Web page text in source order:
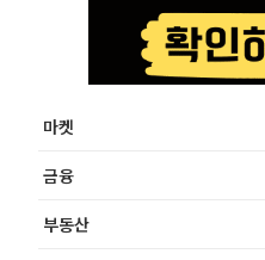
마켓
금융
부동산